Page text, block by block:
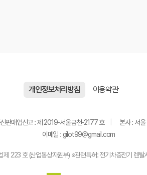
개인정보처리방침 이용약관
판매업신고 : 제 2019-서울금천-2177 호 본사 : 서
이메일 : gilot99@gmail.com
제 223 호 (산업통상자원부) ※관련특허: 전기차충전기 렌